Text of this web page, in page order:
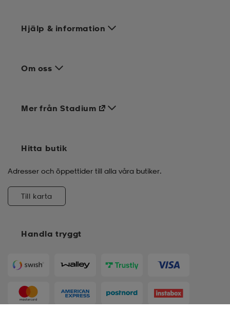
Hjälp & information
Om oss
Handla tryggt
Mer från Stadium
Hitta butik
Adresser och öppettider till alla våra butiker.
Till karta